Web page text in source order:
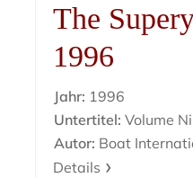
The
1996
Jahr: 1996
Untertitel: Volume
Autor: Boat
Details